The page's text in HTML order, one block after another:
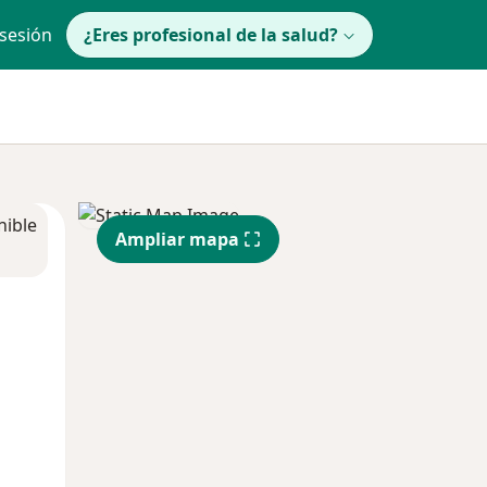
¿Eres profesional de la salud?
Ampliar mapa